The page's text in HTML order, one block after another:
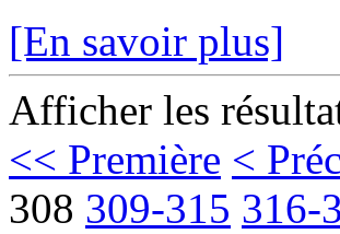
[En savoir plus]
Afficher les
<< Première <
308 309-315 316-